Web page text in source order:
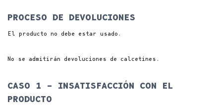
PROCESO DE DEVOLUCIONES
El producto no debe estar usado.
No se admitirán devoluciones de calcetines.
CASO 1 – INSATISFACCIÓN CON EL
PRODUCTO